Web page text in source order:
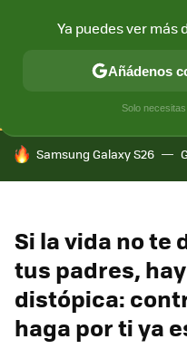
CONECTIVIDAD MÓVIL Y
HOY SE HABLA DE
Samsung Galaxy S26
Si la vida no te
tus padres,
distópica:
haga por ti ya
Ya puedes ver más
Añádenos
Solo